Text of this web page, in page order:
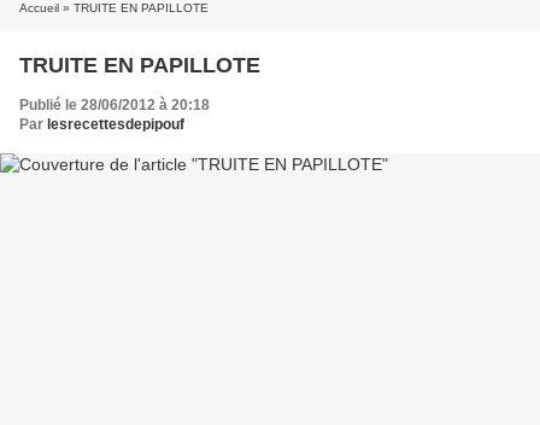
Accueil » TRUITE EN PAPILLOTE
TRUITE EN PAPILLOTE
Publié le 28/06/2012 à 20:18
Par lesrecettesdepipouf